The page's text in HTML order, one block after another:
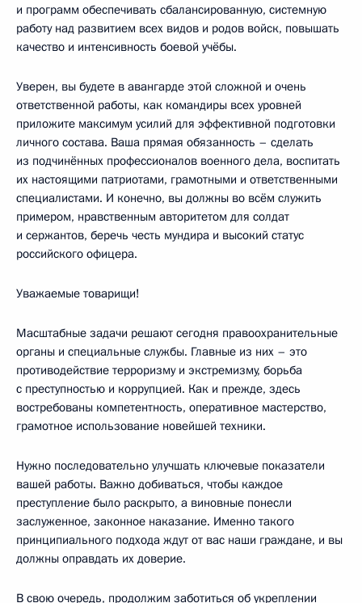
и программ обеспечивать сбалансированную, системную
работу над развитием всех видов и родов войск, повышать
качество и интенсивность боевой учёбы.
Уверен, вы будете в авангарде этой сложной и очень
ответственной работы, как командиры всех уровней
приложите максимум усилий для эффективной подготовки
личного состава. Ваша прямая обязанность – сделать
из подчинённых профессионалов военного дела, воспитать
их настоящими патриотами, грамотными и ответственными
специалистами. И конечно, вы должны во всём служить
примером, нравственным авторитетом для солдат
и сержантов, беречь честь мундира и высокий статус
российского офицера.
Уважаемые товарищи!
Масштабные задачи решают сегодня правоохранительные
органы и специальные службы. Главные из них – это
противодействие терроризму и экстремизму, борьба
с преступностью и коррупцией. Как и прежде, здесь
востребованы компетентность, оперативное мастерство,
грамотное использование новейшей техники.
Нужно последовательно улучшать ключевые показатели
вашей работы. Важно добиваться, чтобы каждое
преступление было раскрыто, а виновные понесли
заслуженное, законное наказание. Именно такого
принципиального подхода ждут от вас наши граждане, и вы
должны оправдать их доверие.
В свою очередь, продолжим заботиться об укреплении